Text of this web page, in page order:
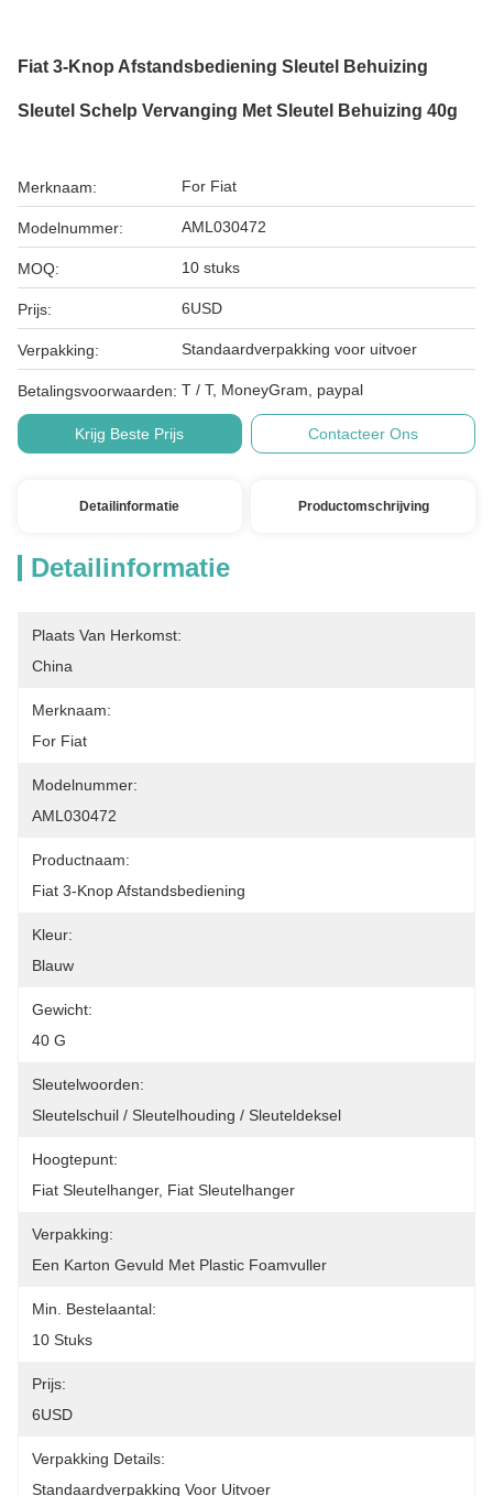
Fiat 3-Knop Afstandsbediening Sleutel Behuizing
Sleutel Schelp Vervanging Met Sleutel Behuizing 40g
Merknaam: For Fiat
Modelnummer: AML030472
MOQ: 10 stuks
Prijs: 6USD
Verpakking: Standaardverpakking voor uitvoer
Betalingsvoorwaarden: T / T, MoneyGram, paypal
Krijg Beste Prijs Contacteer Ons
Detailinformatie Productomschrijving
Detailinformatie
Plaats Van Herkomst:
China
Merknaam:
For Fiat
Modelnummer:
AML030472
Productnaam:
Fiat 3-Knop Afstandsbediening
Kleur:
Blauw
Gewicht:
40 G
Sleutelwoorden:
Sleutelschuil / Sleutelhouding / Sleuteldeksel
Hoogtepunt:
Fiat Sleutelhanger, Fiat Sleutelhanger
Verpakking:
Een Karton Gevuld Met Plastic Foamvuller
Min. Bestelaantal:
10 Stuks
Prijs:
6USD
Verpakking Details:
Standaardverpakking Voor Uitvoer